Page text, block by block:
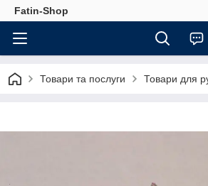
Fatin-Shop
Товари та послуги Товари для